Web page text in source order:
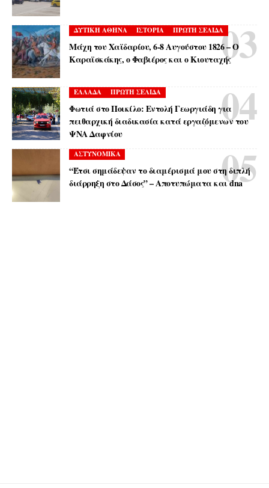
ΔΥΤΙΚΗ ΑΘΗΝΑ ΙΣΤΟΡΙΑ ΠΡΩΤΗ ΣΕΛΙΔΑ
Μάχη του Χαϊδαρίου, 6-8 Αυγούστου 1826 – Ο
Καραϊσκάκης, ο Φαβιέρος και ο Κιουταχής
ΕΛΛΑΔΑ ΠΡΩΤΗ ΣΕΛΙΔΑ
Φωτιά στο Ποικίλο: Εντολή Γεωργιάδη για
πειθαρχική διαδικασία κατά εργαζόμενων του
ΨΝΑ Δαφνίου
ΑΣΤΥΝΟΜΙΚΑ
“Έτσι σημάδεψαν το διαμέρισμά μου στη διπλή
διάρρηξη στο Δάσος” – Αποτυπώματα και dna